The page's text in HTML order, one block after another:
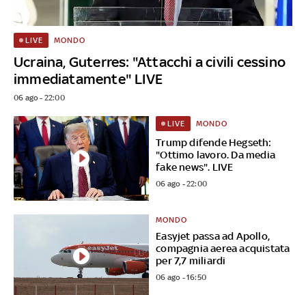
Ucraina, Guterres: "Attacchi a civili cessino
immediatamente" LIVE
LIVE MONDO
06 ago - 22:00
Trump difende Hegseth:
"Ottimo lavoro. Da media
fake news". LIVE
LIVE MONDO
06 ago - 22:00
Easyjet passa ad Apollo,
compagnia aerea acquistata
per 7,7 miliardi
MONDO
06 ago - 16:50